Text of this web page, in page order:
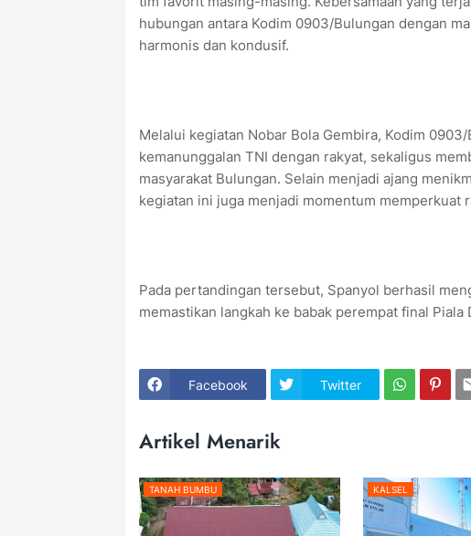
hubungan antara Kodim 0903/Bulungan dengan
harmonis dan kondusif.
‎Melalui kegiatan Nobar Bola Gembira, Kodim
kemanunggalan TNI dengan rakyat, sekaligus
masyarakat Bulungan. Selain menjadi ajang
kegiatan ini juga menjadi momentum memperkuat
‎Pada pertandingan tersebut, Spanyol berhasil
memastikan langkah ke babak perempat final Piala
Facebook Twitter
Artikel Menarik
TANAH BUMBU KALSEL